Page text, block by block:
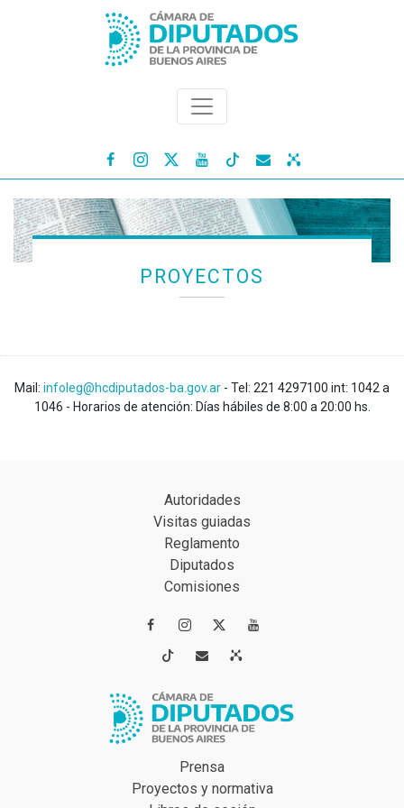
   
PROYECTOS
Mail: infoleg@hcdiputados-ba.gov.ar - Tel: 221 4297100 int: 1042 a
1046 - Horarios de atención: Días hábiles de 8:00 a 20:00 hs.
Autoridades
Visitas guiadas
Reglamento
Diputados
Comisiones
 
 
Prensa
Proyectos y normativa